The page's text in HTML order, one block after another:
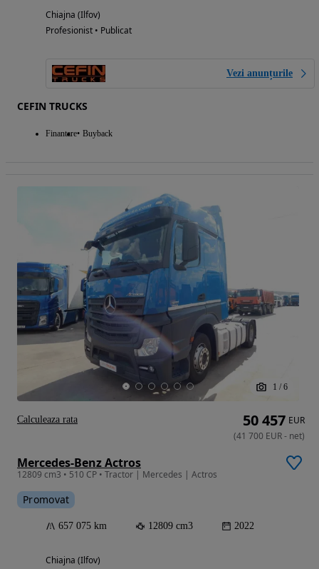
Chiajna (Ilfov)
Profesionist • Publicat
Vezi anunțurile
CEFIN TRUCKS
Finantare Buyback
1 / 6
Mercedes-Benz Actros
12809 cm3 • 510 CP • Tractor | Mercedes | Actros
Promovat
657 075 km 12809 cm3 2022
Chiajna (Ilfov)
50 457 EUR
(41 700 EUR- net)
Calculeaza rata